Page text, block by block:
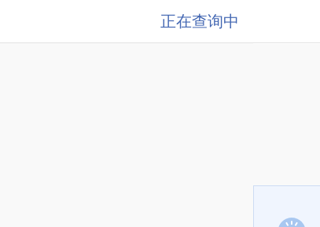
正在查询中